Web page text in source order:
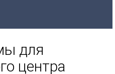
для
центра